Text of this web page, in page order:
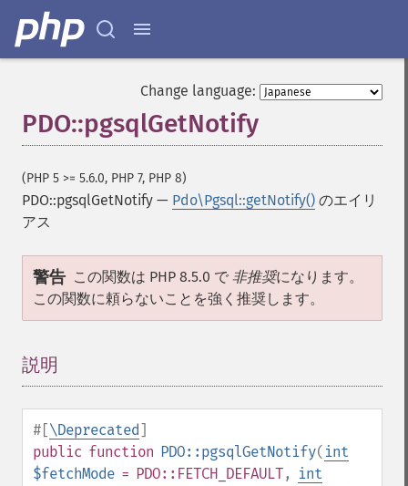
Change language:
PDO::pgsqlGetNotify
(PHP 5 >= 5.6.0, PHP 7, PHP 8)
PDO::pgsqlGetNotify — Pdo\Pgsql::getNotify() のエイリ
アス
警告 この関数は PHP 8.5.0 で 非推奨になります。
この関数に頼らないことを強く推奨します。
説明
#[\Deprecated]
public function PDO::pgsqlGetNotify( int
$fetchMode = PDO::FETCH_DEFAULT,
int